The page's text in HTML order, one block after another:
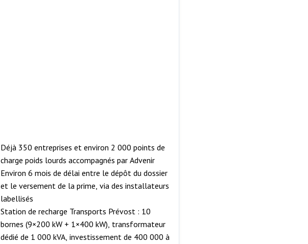
Déjà 350 entreprises et environ 2 000 points de
charge poids lourds accompagnés par Advenir
Environ 6 mois de délai entre le dépôt du dossier
et le versement de la prime, via des installateurs
labellisés
Station de recharge Transports Prévost : 10
bornes (9×200 kW + 1×400 kW), transformateur
dédié de 1 000 kVA, investissement de 400 000 à